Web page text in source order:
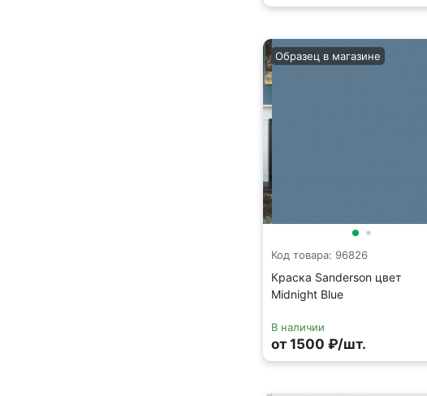
Код товара: 96826
Краска Sanderson цвет
Midnight Blue
Образец в магазине
В наличии
от 1500 ₽/шт.